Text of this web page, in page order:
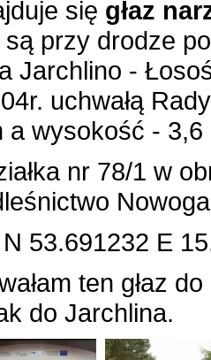
się głaz
przy drodze
Jarchlino -
uchwałą
a wysokość - 3,6
nr 78/1 w
53.691232 E
ten głaz
do Jarchlina.